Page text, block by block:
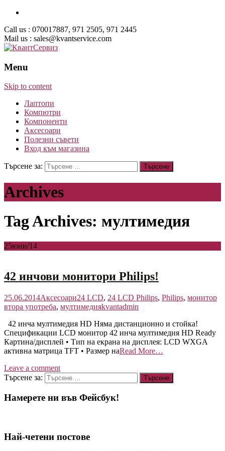
Call us : 070017887, 971 2505, 971 2445
Mail us : sales@kvantservice.com
Menu
Skip to content
Лаптопи
Компютри
Компоненти
Аксесоари
Полезни съвети
Вход към магазина
Търсене за:
Archives
Tag Archives: мултимедия
25юни/14
42 инчови монитори Philips!
25.06.2014Аксесоари24 LCD, 24 LCD Philips, Philips, монитор
втора употреба, мултимедияkvantadmin
42 инча мултимедия HD Няма дистанционно и стойка!
Спецификации LCD монитор 42 инча мултимедия HD Ready
Картина/дисплей • Тип на екрана на дисплея: LCD WXGA
активна матрица TFT • Размер наRead More…
Leave a comment
Търсене за:
Намерете ни във Фейсбук!
Най-четени постове